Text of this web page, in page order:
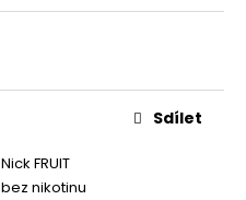
Nick FRUIT
bez nikotinu
Sdílet